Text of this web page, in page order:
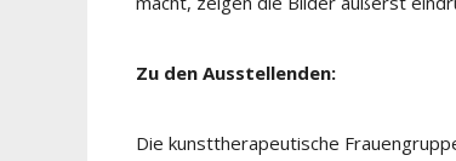
Zu den Ausstellenden:
Die kunsttherapeutische